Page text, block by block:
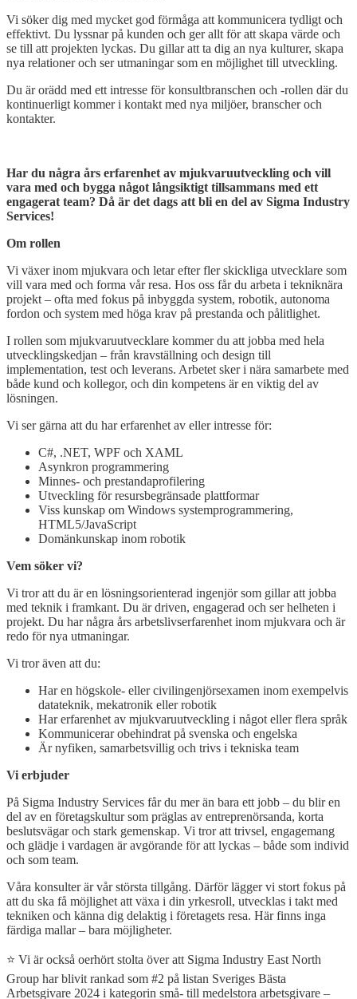
Vi söker dig med mycket god förmåga att kommunicera tydligt och
effektivt. Du lyssnar på kunden och ger allt för att skapa värde och
se till att projekten lyckas. Du gillar att ta dig an nya kulturer, skapa
nya relationer och ser utmaningar som en möjlighet till utveckling.
Du är orädd med ett intresse för konsultbranschen och -rollen där du
kontinuerligt kommer i kontakt med nya miljöer, branscher och
kontakter.
Har du några års erfarenhet av mjukvaruutveckling och vill
vara med och bygga något långsiktigt tillsammans med ett
engagerat team? Då är det dags att bli en del av Sigma Industry
Services!
Om rollen
Vi växer inom mjukvara och letar efter fler skickliga utvecklare som
vill vara med och forma vår resa. Hos oss får du arbeta i tekniknära
projekt – ofta med fokus på inbyggda system, robotik, autonoma
fordon och system med höga krav på prestanda och pålitlighet.
I rollen som mjukvaruutvecklare kommer du att jobba med hela
utvecklingskedjan – från kravställning och design till
implementation, test och leverans. Arbetet sker i nära samarbete med
både kund och kollegor, och din kompetens är en viktig del av
lösningen.
Vi ser gärna att du har erfarenhet av eller intresse för:
C#, .NET, WPF och XAML
Asynkron programmering
Minnes- och prestandaprofilering
Utveckling för resursbegränsade plattformar
Viss kunskap om Windows systemprogrammering,
HTML5/JavaScript
Domänkunskap inom robotik
Vem söker vi?
Vi tror att du är en lösningsorienterad ingenjör som gillar att jobba
med teknik i framkant. Du är driven, engagerad och ser helheten i
projekt. Du har några års arbetslivserfarenhet inom mjukvara och är
redo för nya utmaningar.
Vi tror även att du:
Har en högskole- eller civilingenjörsexamen inom exempelvis
datateknik, mekatronik eller robotik
Har erfarenhet av mjukvaruutveckling i något eller flera språk
Kommunicerar obehindrat på svenska och engelska
Är nyfiken, samarbetsvillig och trivs i tekniska team
Vi erbjuder
På Sigma Industry Services får du mer än bara ett jobb – du blir en
del av en företagskultur som präglas av entreprenörsanda, korta
beslutsvägar och stark gemenskap. Vi tror att trivsel, engagemang
och glädje i vardagen är avgörande för att lyckas – både som individ
och som team.
Våra konsulter är vår största tillgång. Därför lägger vi stort fokus på
att du ska få möjlighet att växa i din yrkesroll, utvecklas i takt med
tekniken och känna dig delaktig i företagets resa. Här finns inga
färdiga mallar – bara möjligheter.
⭐ Vi är också oerhört stolta över att Sigma Industry East North
Group har blivit rankad som #2 på listan Sveriges Bästa
Arbetsgivare 2024 i kategorin små- till medelstora arbetsgivare –